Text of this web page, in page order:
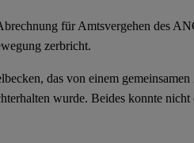
für Amtsvergehen des
zerbricht.
das von einem
wurde. Beides konnte nicht